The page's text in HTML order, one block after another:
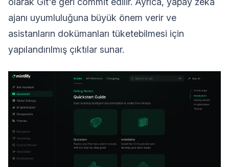
ajanı uyumluluğuna büyük önem verir ve
asistanların dokümanları tüketebilmesi için
yapılandırılmış çıktılar sunar.